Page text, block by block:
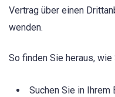
Vertrag über einen
wenden.
So finden Sie heraus, wie
Suchen Sie in